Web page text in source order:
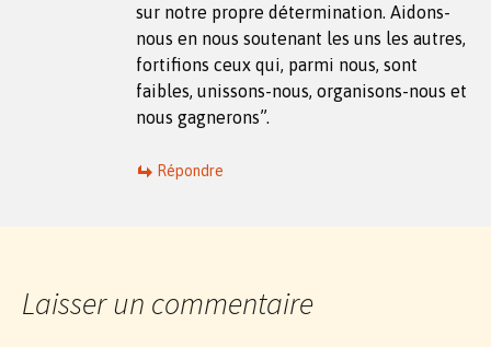
sur notre propre détermination. Aidons-
nous en nous soutenant les uns les autres,
fortifions ceux qui, parmi nous, sont
faibles, unissons-nous, organisons-nous et
nous gagnerons”.
Répondre
Laisser un commentaire